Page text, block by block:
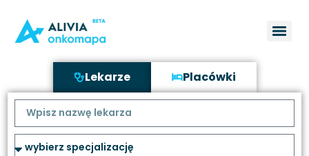
Lekarze Placówki